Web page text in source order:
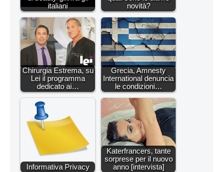
italiani
novità?
Chirurgia Estrema, su
Lei il programma
dedicato ai…
Grecia, Amnesty
International denuncia
le condizioni…
Informativa Privacy
Katerfrancers, tante
sorprese per il nuovo
anno [intervista]